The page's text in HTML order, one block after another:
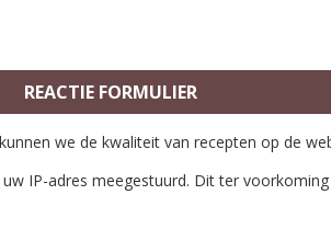
REACTIE FORMULIER
we de kwaliteit van recepten op de
IP-adres meegestuurd. Dit ter